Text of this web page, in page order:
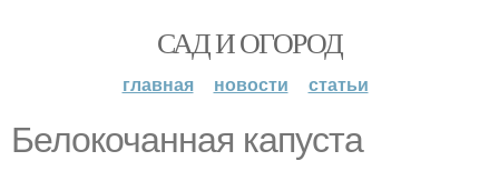
САД И ОГОРОД
главная новости статьи
Белокочанная капуста